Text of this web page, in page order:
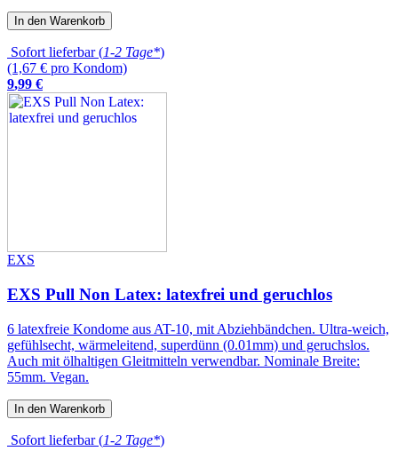
In den Warenkorb
Sofort lieferbar (1-2 Tage*)
(1,67 € pro Kondom)
9,99 €
EXS
EXS Pull Non Latex: latexfrei und geruchlos
6 latexfreie Kondome aus AT-10, mit Abziehbändchen. Ultra-weich,
gefühlsecht, wärmeleitend, superdünn (0.01mm) und geruchslos.
Auch mit ölhaltigen Gleitmitteln verwendbar. Nominale Breite:
55mm. Vegan.
In den Warenkorb
Sofort lieferbar (1-2 Tage*)